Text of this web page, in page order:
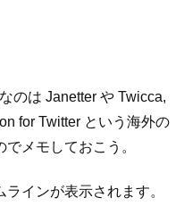
のは Janetter や Twicca,
for Twitter という海外の
メモしておこう。
インが表示されます。